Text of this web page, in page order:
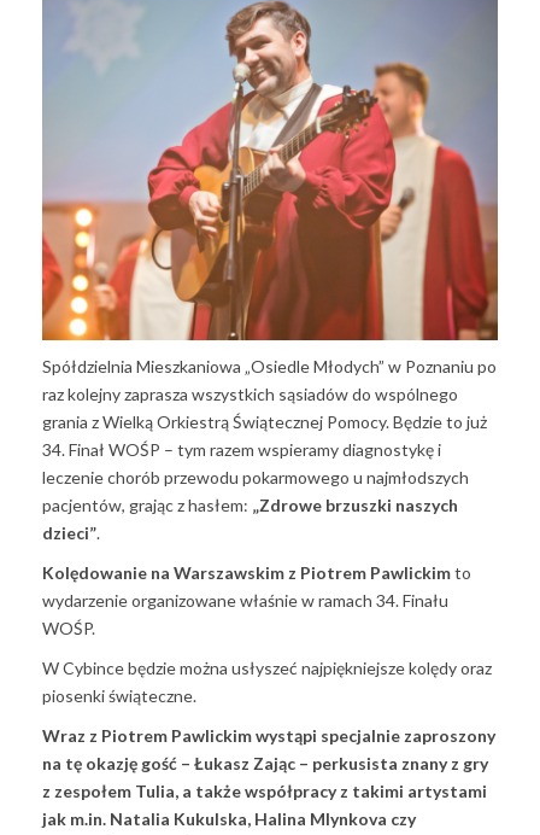
Spółdzielnia Mieszkaniowa „Osiedle Młodych” w Poznaniu po
raz kolejny zaprasza wszystkich sąsiadów do wspólnego
grania z Wielką Orkiestrą Świątecznej Pomocy. Będzie to już
34. Finał WOŚP – tym razem wspieramy diagnostykę i
leczenie chorób przewodu pokarmowego u najmłodszych
pacjentów, grając z hasłem: „Zdrowe brzuszki naszych
dzieci”.
Kolędowanie na Warszawskim z Piotrem Pawlickimto
wydarzenie organizowane właśnie w ramach 34. Finału
WOŚP.
W Cybince będzie można usłyszeć najpiękniejsze kolędy oraz
piosenki świąteczne.
Wraz z Piotrem Pawlickim wystąpi specjalnie zaproszony
na tę okazję gość – Łukasz Zając – perkusista znany z gry
z zespołem Tulia, a także współpracy z takimi artystami
jak m.in. Natalia Kukulska, Halina Mlynkova czy